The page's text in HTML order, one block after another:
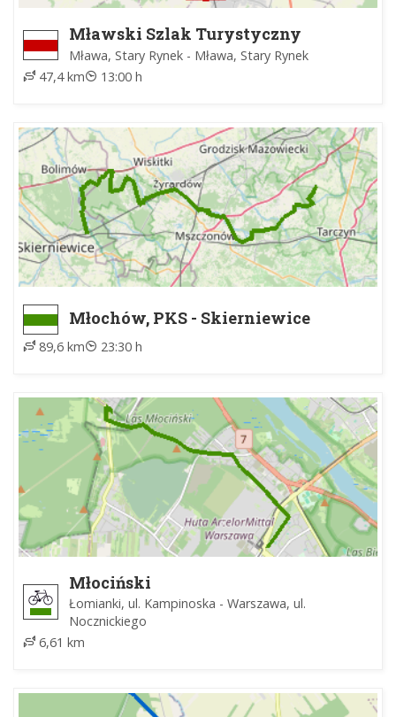
Mławski Szlak Turystyczny
Mława, Stary Rynek - Mława, Stary Rynek
47,4 km
13:00 h
Młochów, PKS - Skierniewice
89,6 km 23:30 h
Młociński
Łomianki, ul. Kampinoska - Warszawa, ul.
Nocznickiego
6,61 km